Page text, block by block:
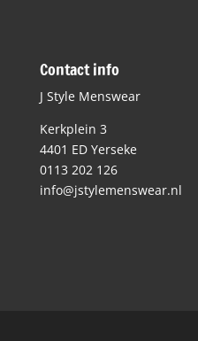
Contact info
J Style Menswear
Kerkplein 3
4401 ED Yerseke
0113 202 126
info@jstylemenswear.nl